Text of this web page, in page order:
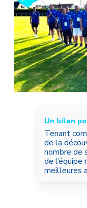
Un bilan
Tenant
de la
nombre de
de l’équipe
meilleures